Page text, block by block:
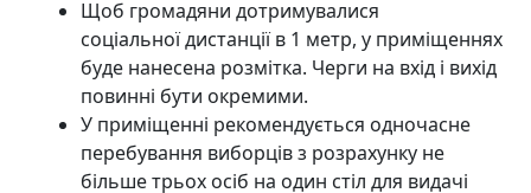
Щоб громадяни дотримувалися
соціальної дистанції в 1 метр, у приміщеннях
буде нанесена розмітка. Черги на вхід і вихід
повинні бути окремими.
У приміщенні рекомендується одночасне
перебування виборців з розрахунку не
більше трьох осіб на один стіл для видачі